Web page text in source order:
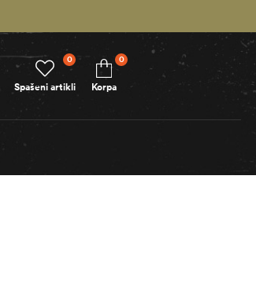
Spašeni artikli
0
Korpa
0